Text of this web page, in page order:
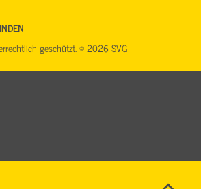
geschützt. © 2026 SVG